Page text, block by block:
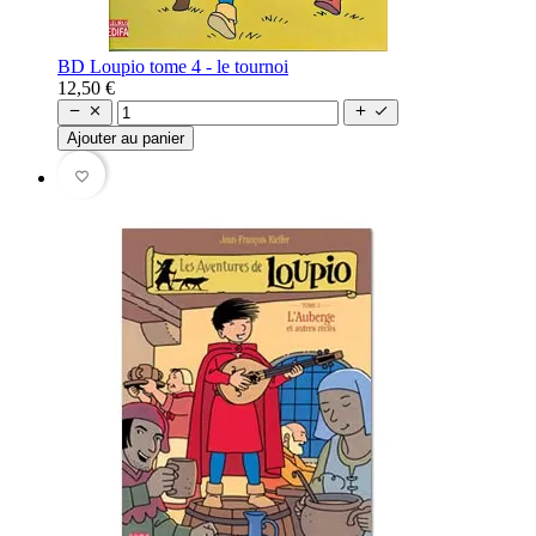
BD Loupio tome 4 - le tournoi
12,50 €
   
Ajouter au panier
favorite_border